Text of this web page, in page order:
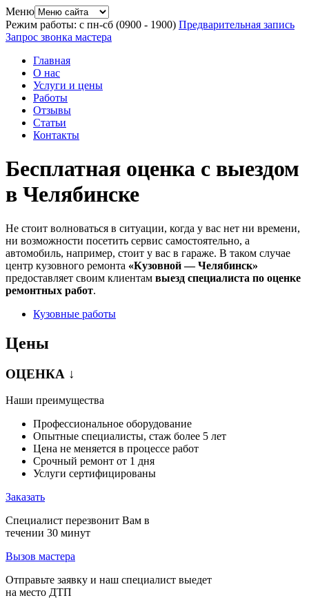
Меню
Режим работы: с пн-сб (0900 - 1900) Предварительная запись
Запрос звонка мастера
Главная
О нас
Услуги и цены
Работы
Отзывы
Статьи
Контакты
Бесплатная оценка с выездом
в Челябинске
Не стоит волноваться в ситуации, когда у вас нет ни времени,
ни возможности посетить сервис самостоятельно, а
автомобиль, например, стоит у вас в гараже. В таком случае
центр кузовного ремонта «Кузовной — Челябинск»
предоставляет своим клиентам выезд специалиста по оценке
ремонтных работ.
Кузовные работы
Цены
ОЦЕНКА ↓
Наши преимущества
Профессиональное оборудование
Опытные специалисты, стаж более 5 лет
Цена не меняется в процессе работ
Срочный ремонт от 1 дня
Услуги сертифицированы
Заказать
Специалист перезвонит Вам в
течении 30 минут
Вызов мастера
Отправьте заявку и наш специалист выедет
на место ДТП